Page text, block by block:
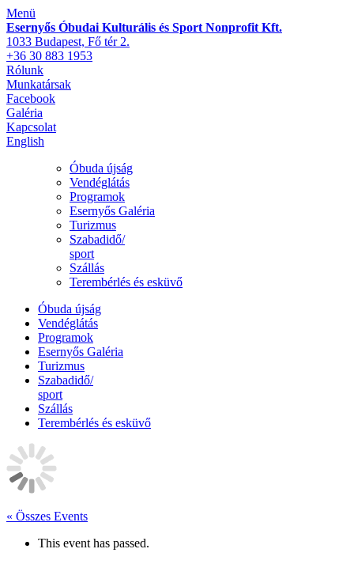
Menü
Esernyős Óbudai Kulturális és Sport Nonprofit Kft.
1033 Budapest, Fő tér 2.
+36 30 883 1953
Rólunk
Munkatársak
Facebook
Galéria
Kapcsolat
English
Óbuda újság
Vendéglátás
Programok
Esernyős Galéria
Turizmus
Szabadidő/
sport
Szállás
Terembérlés és esküvő
Óbuda újság
Vendéglátás
Programok
Esernyős Galéria
Turizmus
Szabadidő/
sport
Szállás
Terembérlés és esküvő
« Összes Events
This event has passed.